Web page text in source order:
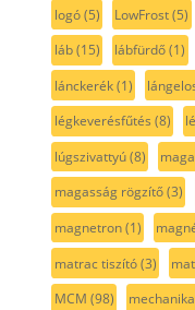
logó(5) LowFrost(5)
láb(15) lábfürdő(1)
lánckerék(1)
légkeverésfűtés (8)
lúgszivattyú(8)
magasság rögzítő(3)
magnetron(1)
matrac tiszító(3)
MCM (98) mechanika